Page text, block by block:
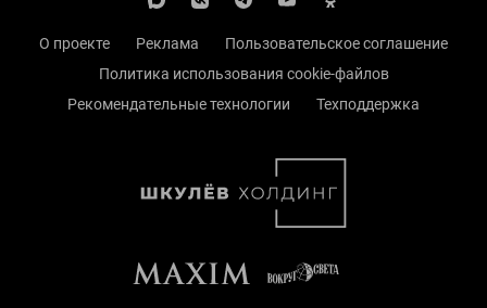
О проекте Реклама
Пользовательское соглашение
Политика использования cookie-файлов
Рекомендательные технологии
Техподдержка